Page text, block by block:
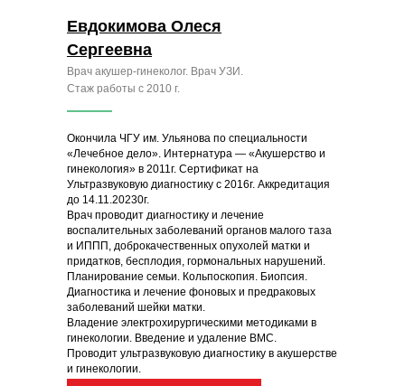
Окончила ЧГУ им. Ульянова по специальности
«Лечебное дело». Интернатура — «Акушерство и
гинекология» в 2011г. Сертификат на
Ультразвуковую диагностику с 2016г. Аккредитация
до 14.11.20230г.
Врач проводит диагностику и лечение
воспалительных заболеваний органов малого таза
и ИППП, доброкачественных опухолей матки и
придатков, бесплодия, гормональных нарушений.
Планирование семьи. Кольпоскопия. Биопсия.
Диагностика и лечение фоновых и предраковых
заболеваний шейки матки.
Владение электрохирургическими методиками в
гинекологии. Введение и удаление ВМС.
Проводит ультразвуковую диагностику в акушерстве
и гинекологии.
Евдокимова Олеся
Сергеевна
Врач акушер-гинеколог. Врач УЗИ.
Стаж работы с 2010 г.